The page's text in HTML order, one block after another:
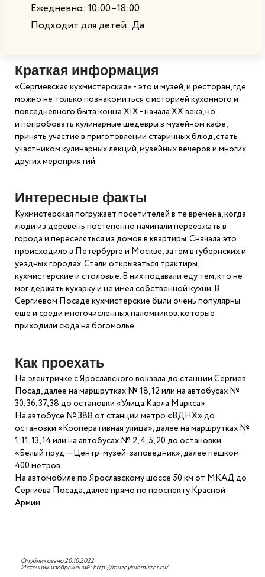
Ежедневно: 10:00–18:00
Подходит для детей: Да
Краткая информация
«Сергиевская кухмистерская» - это и музей, и ресторан, где
можно не только познакомиться с историей кухонного и
повседневного быта конца ХIХ - начала ХХ века, но
и попробовать кулинарные шедевры в музейном кафе,
принять участие в приготовлении старинных блюд, стать
участником кулинарных лекций, музейных вечеров и многих
других мероприятий.
Интересные факты
Кухмистерская погружает посетителей в те времена, когда
люди из деревень постепенно начинали переезжать в
города и переселяться из домов в квартиры. Сначала это
происходило в Петербурге и Москве, затем в губернских и
уездных городах. Стали открываться трактиры,
кухмистерские и столовые. В них подавали еду тем, кто не
мог держать кухарку и не имел собственной кухни. В
Сергиевом Посаде кухмистерские были очень популярны
еще и среди многочисленных паломников, которые
приходили сюда на богомолье.
Как проехать
На электричке с Ярославского вокзала до станции Сергиев
Посад, далее на маршрутках № 18, 12 или на автобусах №
30, 36, 37, 38 до остановки «Улица Карла Маркса».
На автобусе № 388 от станции метро «ВДНХ» до
остановки «Кооперативная улица», далее на маршрутках №
1, 11, 13, 14 или на автобусах № 2, 4, 5, 20 до остановки
«Белый пруд — Центр-музей-заповедник», далее пешком
400 метров.
На автомобиле по Ярославскому шоссе 50 км от МКАД до
Сергиева Посада, далее прямо по проспекту Красной
Армии.
Опубликовано 20.10.2022
Источник изображений: http://muzeykuhmister.ru/